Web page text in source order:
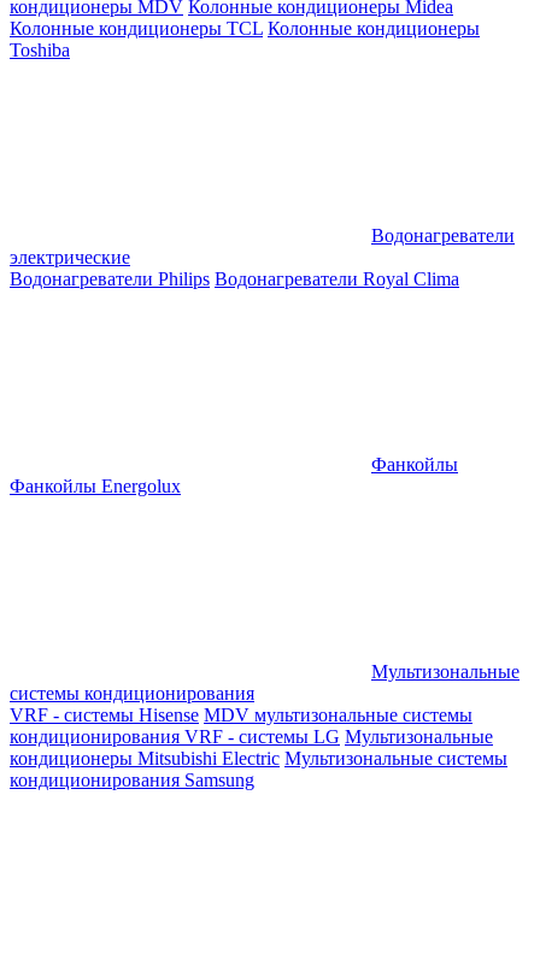
кондиционеры MDV Колонные кондиционеры Midea
Колонные кондиционеры TCL Колонные кондиционеры
Toshiba
Водонагреватели
электрические
Водонагреватели Philips Водонагреватели Royal Clima
Фанкойлы
Фанкойлы Energolux
Мультизональные
системы кондиционирования
VRF - системы Hisense MDV мультизональные системы
кондиционирования VRF - системы LG Мультизональные
кондиционеры Mitsubishi Electric Мультизональные системы
кондиционирования Samsung